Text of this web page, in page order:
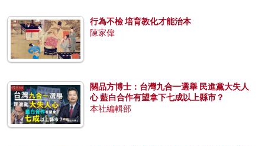
行為不檢 培育教化才能治本
陳家偉
關品方博士：台灣九合一選舉 民進黨大失人
心 藍白合作有望拿下七成以上縣市？
本社編輯部